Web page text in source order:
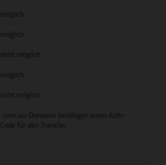
möglich
möglich
nicht möglich
möglich
nicht möglich
.com.au-Domains benötigen einen Auth-
Code für den Transfer.